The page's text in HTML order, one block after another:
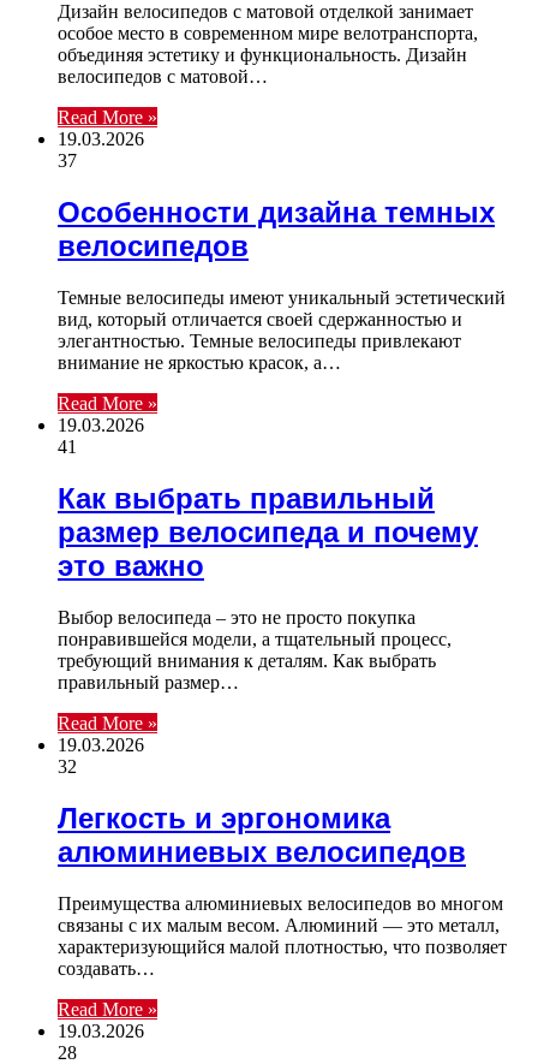
Дизайн велосипедов с матовой отделкой занимает
особое место в современном мире велотранспорта,
объединяя эстетику и функциональность. Дизайн
велосипедов с матовой…
Read More »
19.03.2026
37
Особенности дизайна темных
велосипедов
Темные велосипеды имеют уникальный эстетический
вид, который отличается своей сдержанностью и
элегантностью. Темные велосипеды привлекают
внимание не яркостью красок, а…
Read More »
19.03.2026
41
Как выбрать правильный
размер велосипеда и почему
это важно
Выбор велосипеда – это не просто покупка
понравившейся модели, а тщательный процесс,
требующий внимания к деталям. Как выбрать
правильный размер…
Read More »
19.03.2026
32
Легкость и эргономика
алюминиевых велосипедов
Преимущества алюминиевых велосипедов во многом
связаны с их малым весом. Алюминий — это металл,
характеризующийся малой плотностью, что позволяет
создавать…
Read More »
19.03.2026
28